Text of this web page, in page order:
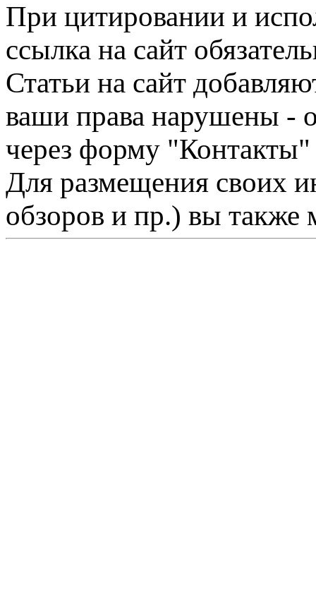
При цитировании и
ссылка на сайт
Статьи на сайт
ваши права нарушены -
через форму "Контакты"
Для размещения своих
обзоров и пр.) вы также